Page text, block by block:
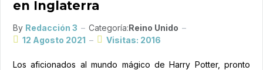
en Inglaterra
By Redacción 3 Categoría:Reino Unido
12 Agosto 2021
Visitas: 2016
Los aficionados al mundo mágico de Harry Potter, pronto